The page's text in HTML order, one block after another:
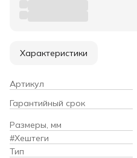
Характеристики
Артикул
Гарантийный срок
Размеры, мм
#Хештеги
Тип